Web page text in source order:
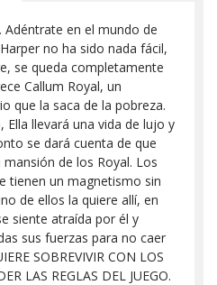
Adéntrate en el mundo de
no ha sido nada fácil,
se queda completamente
Callum Royal, un
que la saca de la pobreza.
llevará una vida de lujo y
se dará cuenta de que
de los Royal. Los
tienen un magnetismo sin
de ellos la quiere allí, en
siente atraída por él y
sus fuerzas para no caer
SOBREVIVIR CON LOS
LAS REGLAS DEL JUEGO.